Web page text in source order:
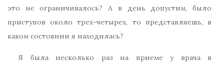
это не ограничивалось? А в день допустим, было
приступов около трех-четырех, то представляешь, в
каком состоянии я находилась?
Я была несколько раз на приеме у врача в